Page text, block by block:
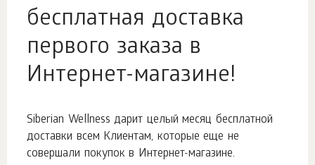
бесплатная доставка
первого заказа в
Интернет-магазине!
Siberian Wellness дарит целый месяц бесплатной
доставки всем Клиентам, которые еще не
совершали покупок в Интернет-магазине.